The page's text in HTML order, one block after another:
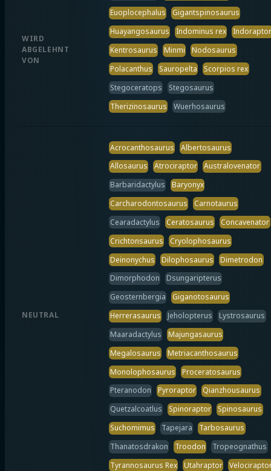
WIRD
ABGELEHNT
VON
Euoplocephalus
Gigantspinosaurus
Huayangosaurus
Indominus rex
Indoraptor
Kentrosaurus
Minmi
Nodosaurus
Polacanthus
Sauropelta
Scorpios rex
Stegoceratops
Stegosaurus
Therizinosaurus
Wuerhosaurus
NEUTRAL
Acrocanthosaurus
Albertosaurus
Allosaurus
Atrociraptor
Australovenator
Barbaridactylus
Baryonyx
Carcharodontosaurus
Carnotaurus
Cearadactylus
Ceratosaurus
Concavenator
Crichtonsaurus
Cryolophosaurus
Deinonychus
Dilophosaurus
Dimetrodon
Dimorphodon
Dsungaripterus
Geosternbergia
Giganotosaurus
Herrerasaurus
Jeholopterus
Lystrosaurus
Maaradactylus
Majungasaurus
Megalosaurus
Metriacanthosaurus
Monolophosaurus
Proceratosaurus
Pteranodon
Pyroraptor
Qianzhousaurus
Quetzalcoatlus
Spinoraptor
Spinosaurus
Suchomimus
Tapejara
Tarbosaurus
Thanatosdrakon
Troodon
Tropeognathus
Tyrannosaurus Rex
Utahraptor